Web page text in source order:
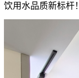
饮用水品质新标杆！